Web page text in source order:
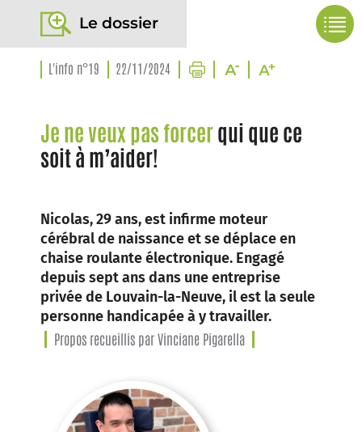
Le dossier
L'info n°19 22/11/2024
Je ne veux pas forcerqui que ce
soit à m’aider!
Nicolas, 29 ans, est infirme moteur
cérébral de naissance et se déplace en
chaise roulante électronique. Engagé
depuis sept ans dans une entreprise
privée de Louvain-la-Neuve, il est la seule
personne handicapée à y travailler.
Propos recueillis par Vinciane Pigarella